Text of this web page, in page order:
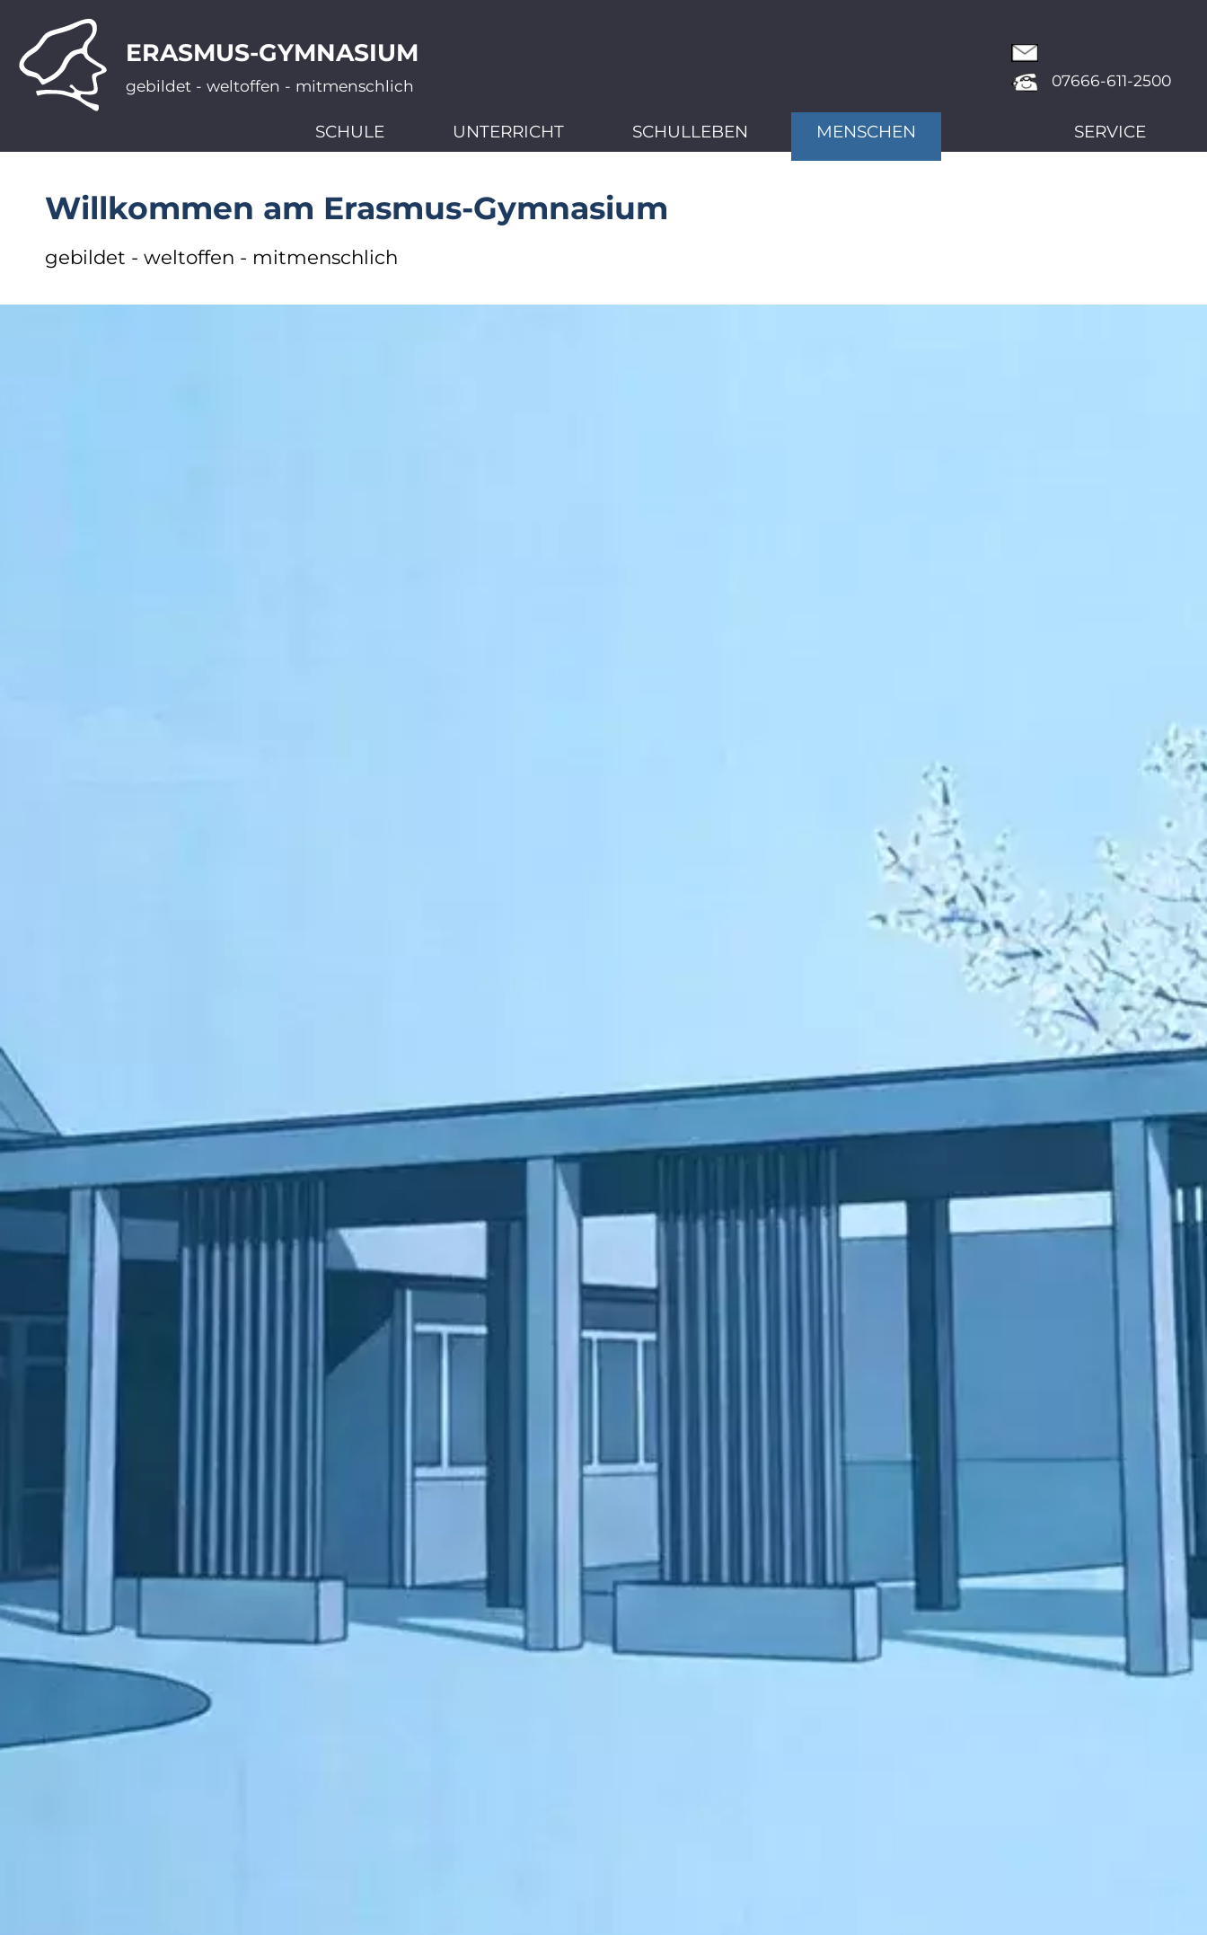
ERASMUS-GYMNASIUM
gebildet - weltoffen - mitmenschlich 07666-611-2500
SCHULE UNTERRICHT SCHULLEBEN MENSCHEN SERVICE
Willkommen am Erasmus-Gymnasium
gebildet - weltoffen - mitmenschlich